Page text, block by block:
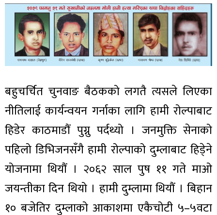
बहुचर्चित चुनवाङ बैठकको लगतै त्यसले लिएका
नीतिलाई कार्यन्वयन गर्नाका लागि हामी रोल्पाबाट
हिडेर काठमाडौं पुग्नु पर्दथ्यो । जनमुक्ति सेनाको
पहिलो डिभिजनसँगै हामी रोल्पाको दुम्लाबाट हिडे्‌ने
योजनामा थियौं । २०६२ साल पुष ११ गते माओ
जयन्तीका दिन थियो । हामी दुम्लामा थियौं । बिहान
१० बजेतिर दुम्लाको आकाशमा एकैचोटी ५–५वटा